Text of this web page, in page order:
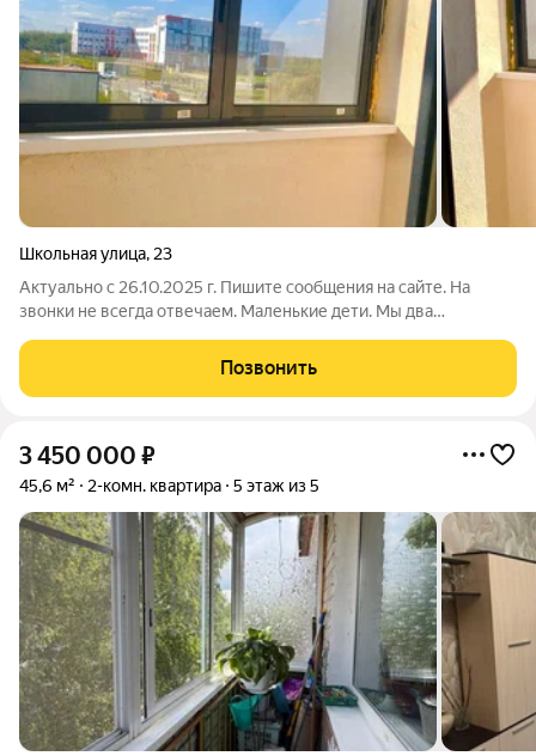
Школьная улица, 23
Актуально с 26.10.2025 г. Пишите сообщения на сайте. На
звонки не всегда отвечаем. Маленькие дети. Мы два
доме с отделкой и улучшенной планировкой в Шатуре,
Подмосковье. Удобный 2 этаж.
Позвонить
3 450 000 ₽
45,6 м² 2-комн. квартира 5 этаж из 5